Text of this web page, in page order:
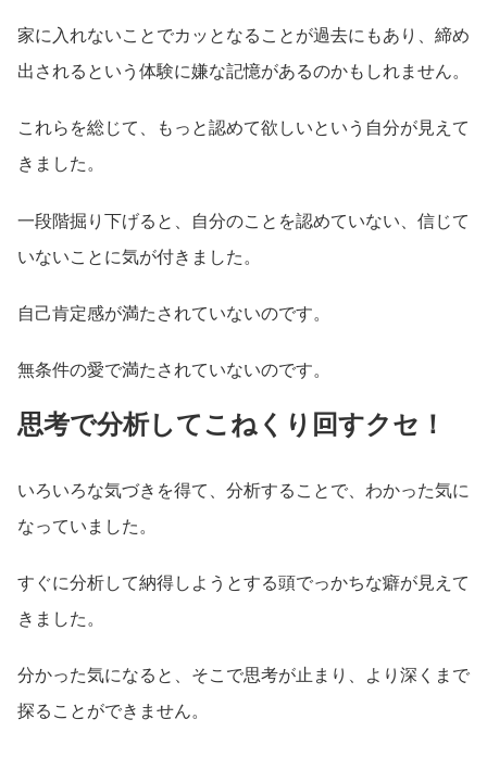
家に入れないことでカッとなることが過去にもあり、締め
出されるという体験に嫌な記憶があるのかもしれません。
これらを総じて、もっと認めて欲しいという自分が見えて
きました。
一段階掘り下げると、自分のことを認めていない、信じて
いないことに気が付きました。
自己肯定感が満たされていないのです。
無条件の愛で満たされていないのです。
思考で分析してこねくり回すクセ！
いろいろな気づきを得て、分析することで、わかった気に
なっていました。
すぐに分析して納得しようとする頭でっかちな癖が見えて
きました。
分かった気になると、そこで思考が止まり、より深くまで
探ることができません。